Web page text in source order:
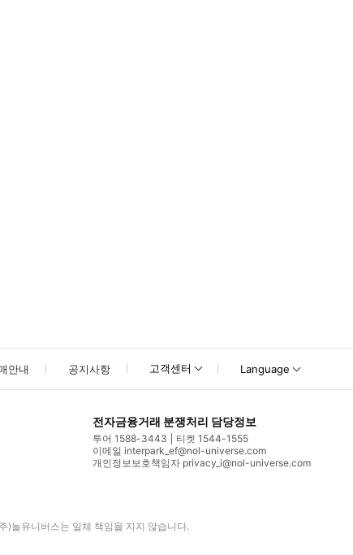
수 있습니다. 정상 티켓 소지자는 정상 엘리베이터로 오시는 길에 2
안내 공지사항 고객센터 Language
전자금융거래 분쟁처리 담당정보
투어 1588-3443
티켓 1544-1555
이메일 interpark_ef@nol-universe.com
개인정보보호책임자 privacy_i@nol-universe.com
)놀유니버스는 일체 책임을 지지 않습니다.